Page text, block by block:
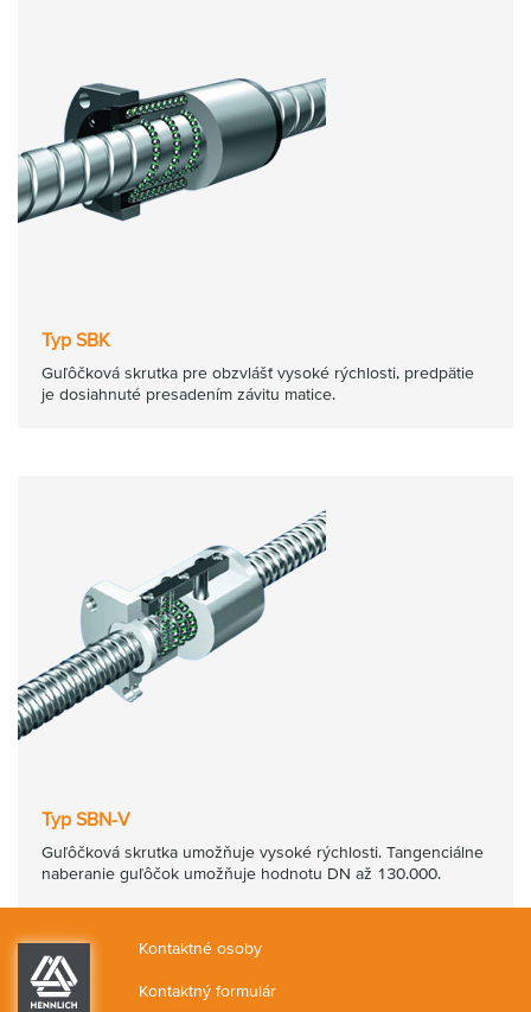
Typ SBK
Guľôčková skrutka pre obzvlášť vysoké rýchlosti, predpätie
je dosiahnuté presadením závitu matice.
Typ SBN-V
Guľôčková skrutka umožňuje vysoké rýchlosti. Tangenciálne
naberanie guľôčok umožňuje hodnotu DN až 130.000.
Kontaktné osoby
Kontaktný formulár